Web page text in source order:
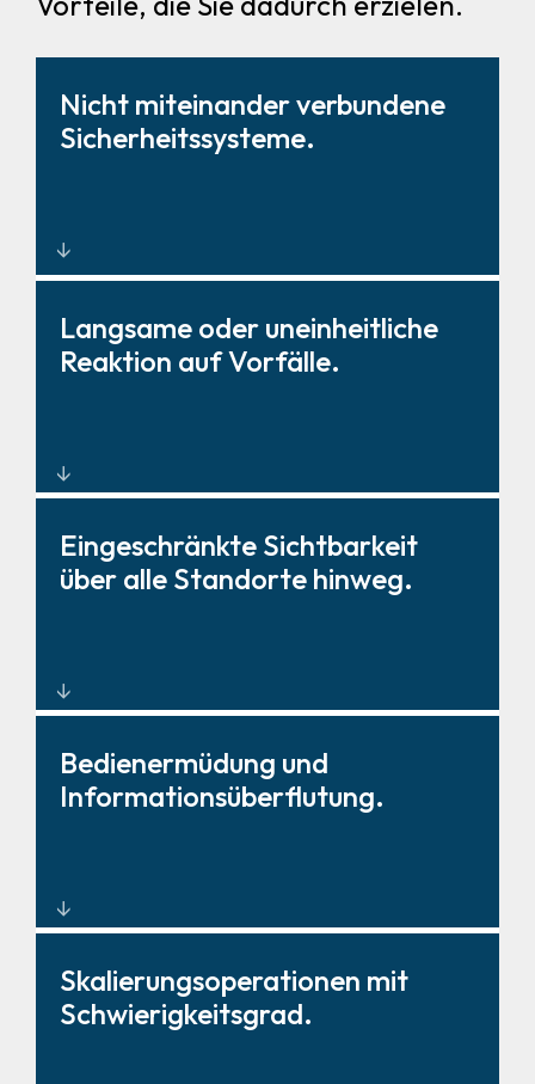
Nicht miteinander verbundene
Sicherheitssysteme.
Einheitliche
Sicherheitskontrolllösungen, die
Langsame oder uneinheitliche
Reaktion auf Vorfälle.
Echtzeitwarnungen,
Arbeitsabläufe und Instrumente
für koordinierte Reaktionen.
Eingeschränkte Sichtbarkeit
über alle Standorte hinweg.
Unternehmensweite
Überwachung aus einer einzigen
Bedienermüdung und
Informationsüberflutung.
Speziell entwickelte
Visualisierung, die kritische
Informationen priorisiert.
Skalierungsoperationen mit
Schwierigkeitsgrad.